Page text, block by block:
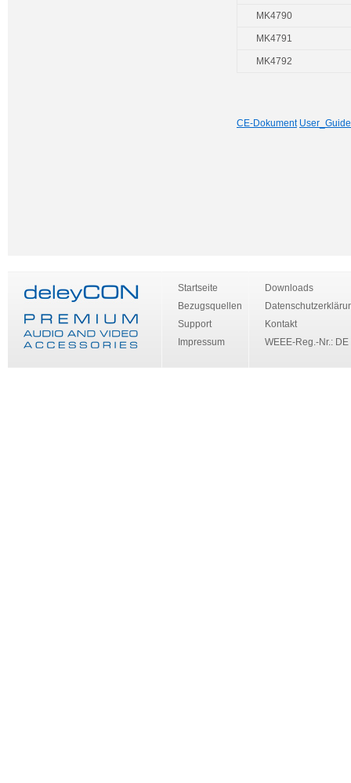
MK4790
MK4791
MK4792
CE-Dokument User_Guide
Startseite
Bezugsquellen
Support
Impressum
Downloads
Kontakt
WEEE-Reg.-Nr.: